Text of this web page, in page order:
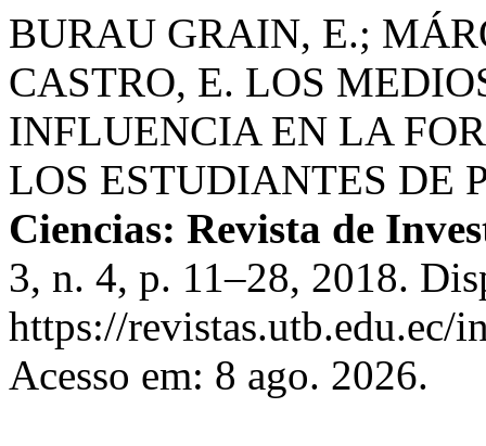
BURAU GRAIN, E.;
CASTRO, E. LOS
INFLUENCIA EN LA
LOS ESTUDIANTES DE
Ciencias: Revista de
3, n. 4, p. 11–28, 2018.
https://revistas.utb.edu.ec/
Acesso em: 8 ago. 2026.